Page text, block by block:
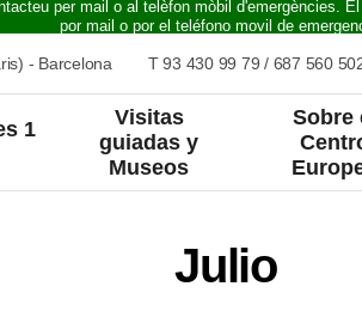
per mail o al telèfon mòbil d'emergències.
por mail o por el teléfono movil de
- Barcelona T93 430 99 79 / 687 560
1
Visitas
guiadas y
Museos
Sobre
Julio